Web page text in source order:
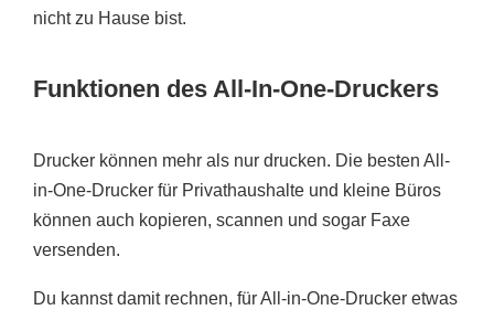
nicht zu Hause bist.
Funktionen des All-In-One-Druckers
Drucker können mehr als nur drucken. Die besten All-
in-One-Drucker für Privathaushalte und kleine Büros
können auch kopieren, scannen und sogar Faxe
versenden.
Du kannst damit rechnen, für All-in-One-Drucker etwas